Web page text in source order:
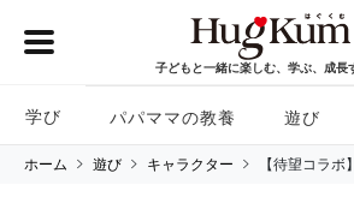
子どもと一緒に楽しむ、学ぶ、成長
学び パパママの教養 遊び
ホーム 遊び キャラクター 【待望コラ